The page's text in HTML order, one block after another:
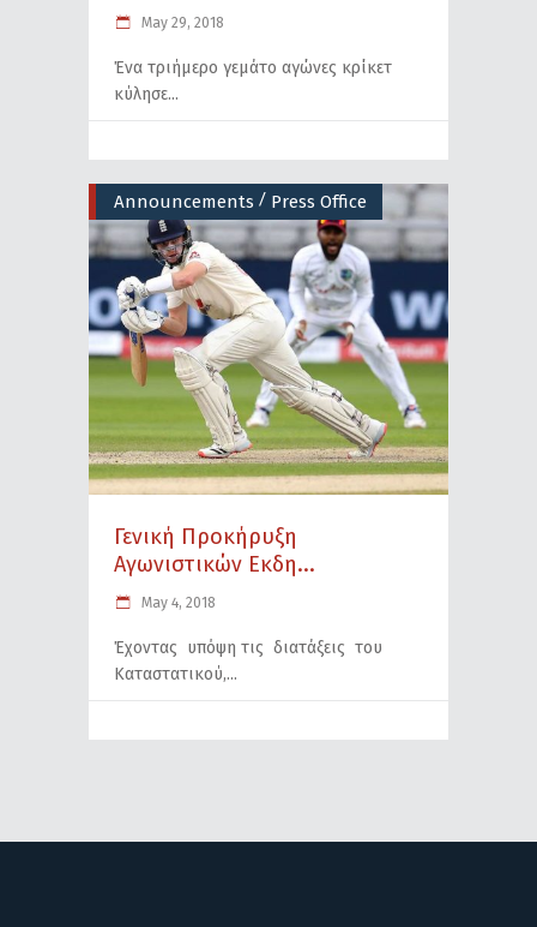
May 29, 2018
Ένα τριήμερο γεμάτο αγώνες κρίκετ
κύλησε
Announcements / Press Office
Γενική Προκήρυξη
Aγωνιστικών Eκδη...
May 4, 2018
Έχοντας υπόψη τις διατάξεις του
Καταστατικού,